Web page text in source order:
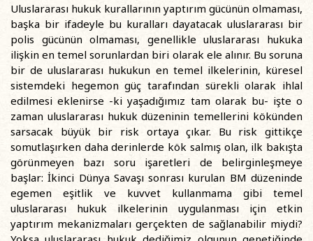
Uluslararası hukuk kurallarının yaptırım gücünün olmaması,
başka bir ifadeyle bu kuralları dayatacak uluslararası bir
polis gücünün olmaması, genellikle uluslararası hukuka
ilişkin en temel sorunlardan biri olarak ele alınır. Bu soruna
bir de uluslararası hukukun en temel ilkelerinin, küresel
sistemdeki hegemon güç tarafından sürekli olarak ihlal
edilmesi eklenirse -ki yaşadığımız tam olarak bu- işte o
zaman uluslararası hukuk düzeninin temellerini kökünden
sarsacak büyük bir risk ortaya çıkar. Bu risk gittikçe
somutlaşırken daha derinlerde kök salmış olan, ilk bakışta
görünmeyen bazı soru işaretleri de belirginleşmeye
başlar: İkinci Dünya Savaşı sonrası kurulan BM düzeninde
egemen eşitlik ve kuvvet kullanmama gibi temel
uluslararası hukuk ilkelerinin uygulanması için etkin
yaptırım mekanizmaları gerçekten de sağlanabilir miydi?